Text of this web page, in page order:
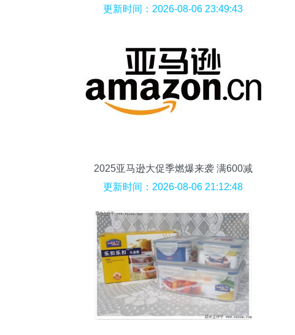
更新时间：2026-08-06 23:49:43
2025亚马逊大促季燃爆来袭 满600减
300，仅限官方<券老大>平台领券，日用
更新时间：2026-08-06 21:12:48